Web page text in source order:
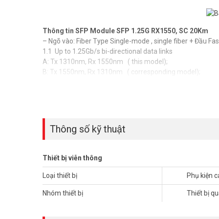
Thông tin SFP ModuleSFP 1.25G RX1550, SC 20Km
– Ngõ vào: Fiber Type Single-mode , single fiber + Đầu
1.1 Up to 1.25Gb/s bi-directional data links
A: Tx 1310nm, Rx 1550nm ( this model);
B: Tx 1550nm, Rx 1310nm ( corresponding model);
1.3 Distance up to 20km ( 25km depending on OFC
Vuhoangtelecom hiện là công typhân phốicáp quang
trường. Liên hệ HOTLINE 1900 9259 – (08).35 166 166 –
Tham khảo các kênh thông tin khác tại
https://www.facebook.com/
– Youtube:
Thông số kỹ thuật
Thiết bị viễn thông
Loại thiết bị Phụ kiện
Nhóm thiết bị Thiết bị